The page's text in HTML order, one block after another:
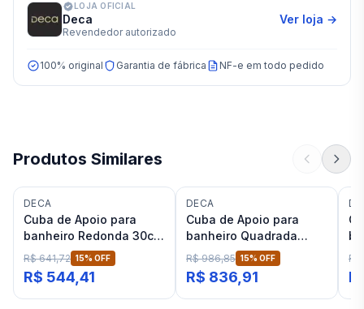
LOJA OFICIAL
Deca
Revendedor autorizado
Ver loja →
100% original Garantia de fábrica NF-e em todo pedido
Produtos Similares
DECA
Cuba de Apoio para
banheiro Redonda 30cm
Ébano Fosco Deca
L.12030
R$ 641,72 15% OFF
R$ 544,41
DECA
Cuba de Apoio para
banheiro Quadrada
40cm Ébano Fosco Deca
L.11040
R$ 986,85 15% OFF
R$ 836,91